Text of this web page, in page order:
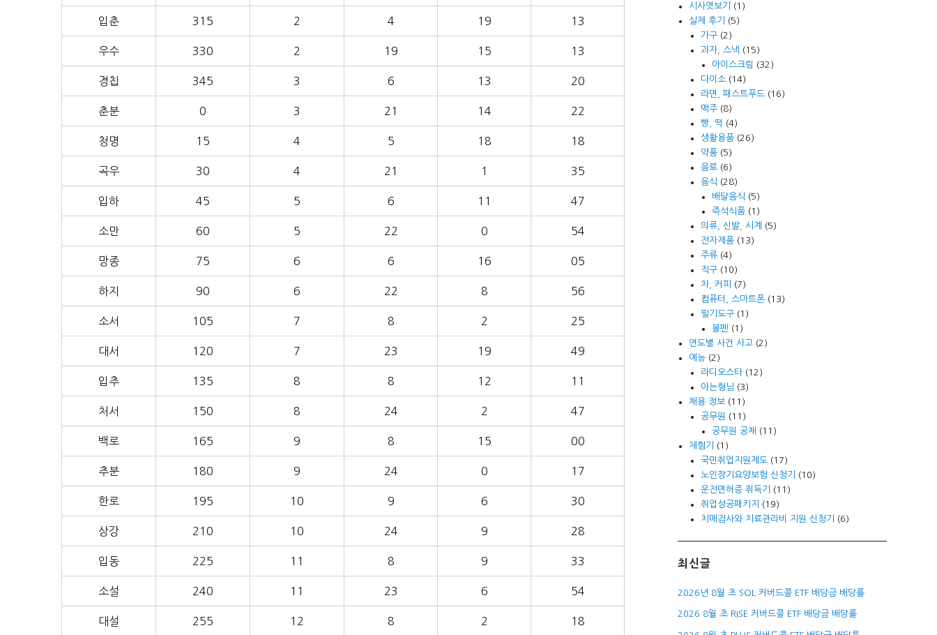
입춘 315 2 4 19 13
우수 330 2 19 15 13
경칩 345 3 6 13 20
춘분 0 3 21 14 22
청명 15 4 5 18 18
곡우 30 4 21 1 35
입하 45 5 6 11 47
소만 60 5 22 0 54
망종 75 6 6 16 05
하지 90 6 22 8 56
소서 105 7 8 2 25
대서 120 7 23 19 49
입추 135 8 8 12 11
처서 150 8 24 2 47
백로 165 9 8 15 00
추분 180 9 24 0 17
한로 195 10 9 6 30
상강 210 10 24 9 28
입동 225 11 8 9 33
소설 240 11 23 6 54
대설 255 12 8 2 18
시사엿보기
(1)
실제 후기
(5)
가구(2)
과자, 스낵 (15)
아이스크림 (32)
다이소(14)
라면, 패스트푸드(16)
맥주(8)
빵, 떡 (4)
생활용품(26)
약품(5)
음료(6)
음식 (28)
배달음식 (5)
즉석식품(1)
의류, 신발, 시계
(5)
전자제품(13)
주류(4)
직구(10)
차, 커피
(7)
컴퓨터, 스마트폰(13)
필기도구(1)
볼펜 (1)
연도별 사건 사고 (2)
예능 (2)
라디오스타(12)
아는형님 (3)
채용 정보 (11)
공무원
(11)
공무원 공채 (11)
체험기
(1)
국민취업지원제도(17)
노인장기요양보험 신청기
(10)
운전면허증 취득기
(11)
취업성공패키지
(19)
치매검사와 치료관리비 지원 신청기
(6)
최신글
2026년 8월 초 SOL 커버드콜 ETF 배당금 배당률
2026 8월 초 RISE 커버드콜 ETF 배당금 배당률